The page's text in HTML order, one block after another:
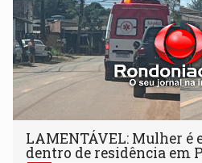
LAMENTÁVEL: Mulher
dentro de residência em